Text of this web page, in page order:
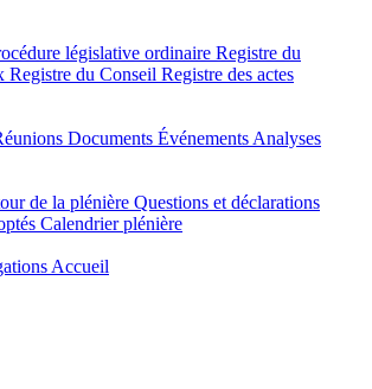
législative ordinaire Registre du
Registre du Conseil Registre des actes
Documents Événements Analyses
de la plénière Questions et déclarations
Calendrier plénière
Accueil